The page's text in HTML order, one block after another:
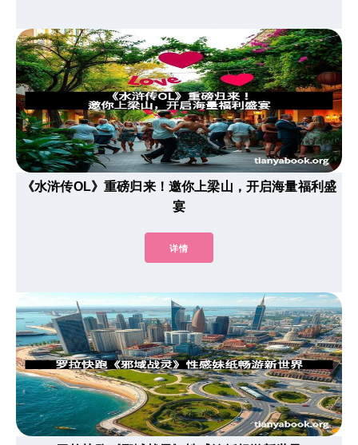
《水浒传OL》重磅归来！邀你上梁山，开启海量福利盛
宴
详情